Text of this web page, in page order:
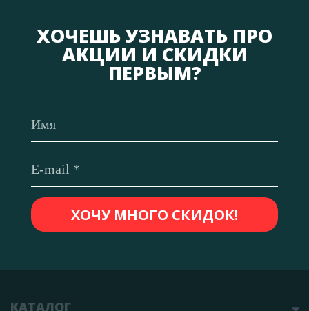
ХОЧЕШЬ УЗНАВАТЬ ПРО
АКЦИИ И СКИДКИ
ПЕРВЫМ?
КАТАЛОГ